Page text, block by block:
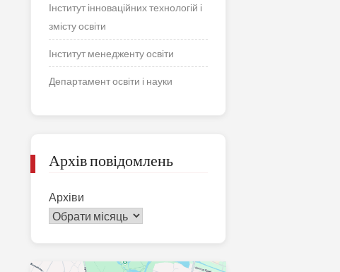
Інститут інноваційних технологій і
змісту освіти
Інститут менедженту освіти
Департамент освіти і науки
Архів повідомлень
Архіви